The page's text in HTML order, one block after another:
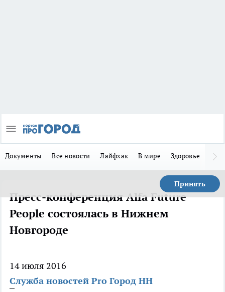
Документы Все новости Лайфхак В мире Здоровье
Принять
Пресс-конференция Alfa Future
People состоялась в Нижнем
Новгороде
14 июля 2016
Служба новостей Pro Город НН